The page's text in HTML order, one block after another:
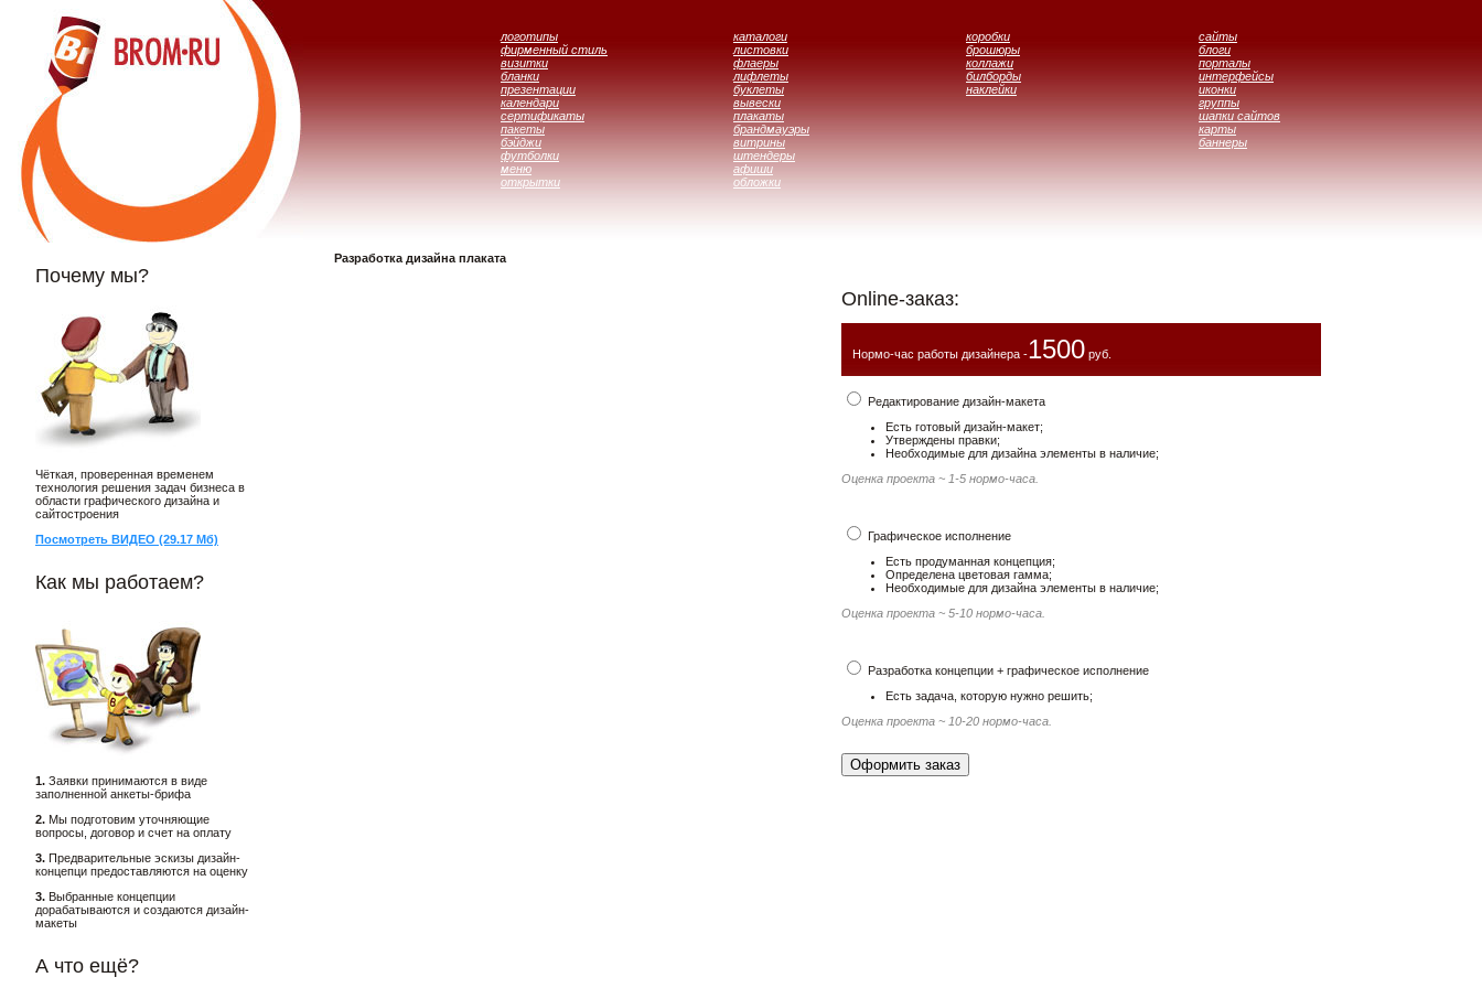
логотипы
фирменный стиль
визитки
бланки
презентации
календари
сертификаты
пакеты
бэйджи
футболки
меню
открытки
каталоги
листовки
флаеры
лифлеты
буклеты
вывески
плакаты
брандмауэры
витрины
штендеры
афиши
обложки
коробки
брошюры
коллажи
билборды
наклейки
сайты
блоги
порталы
интерфейсы
иконки
группы
шапки сайтов
карты
баннеры
Почему мы?
Чёткая, проверенная временем
технология решения задач бизнеса в
области графического дизайна и
сайтостроения
Посмотреть ВИДЕО (29.17 Мб)
Как мы работаем?
1. Заявки принимаются в виде
заполненной анкеты-брифа
2. Мы подготовим уточняющие
вопросы, договор и счет на оплату
3. Предварительные эскизы дизайн-
концепци предоставляются на оценку
3. Выбранные концепции
дорабатываются и создаются дизайн-
макеты
А что ещё?
Разработка дизайна плаката
Online-заказ:
Нормо-час работы дизайнера -1500 руб.
Редактирование дизайн-макета
Есть готовый дизайн-макет;
Утверждены правки;
Необходимые для дизайна элементы в наличие;
Оценка проекта ~ 1-5 нормо-часа.
Графическое исполнение
Есть продуманная концепция;
Определена цветовая гамма;
Необходимые для дизайна элементы в наличие;
Оценка проекта ~ 5-10 нормо-часа.
Разработка концепции + графическое исполнение
Есть задача, которую нужно решить;
Оценка проекта ~ 10-20 нормо-часа.